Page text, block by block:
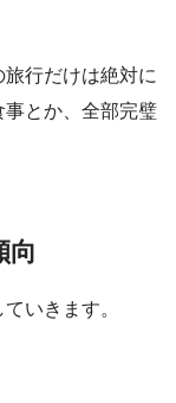
旅行だけは絶対に
とか、全部完璧
向
いきます。